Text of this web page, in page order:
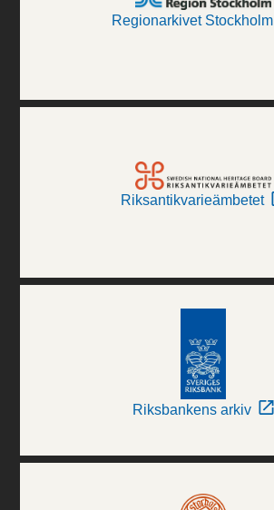
Regionarkivet Stockholm
Riksantikvarieämbetet
Riksbankens arkiv